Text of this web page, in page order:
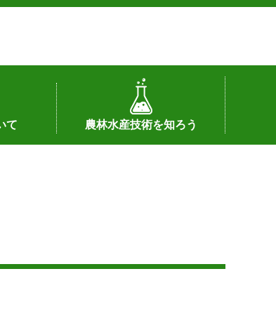
て
ク）
農林水産技術を知ろう
センターの話題
私の試験研究
試験研究課題
第6期中期業務計画
オンライン研究報告
刊行物
知的財産に関する相談窓口